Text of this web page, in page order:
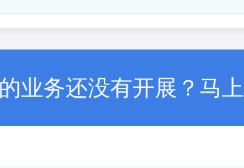
业务还没有开展？马上